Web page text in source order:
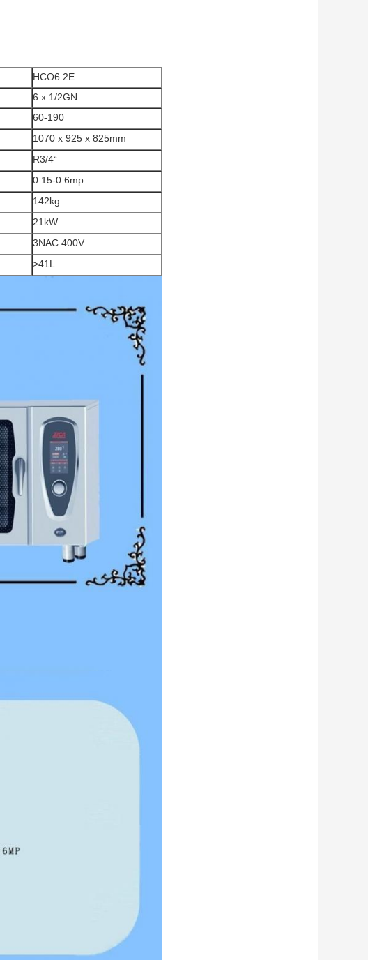
HCO6.2E
6 x 1/2GN
60-190
1070 x 925 x 825mm
R3/4“
0.15-0.6mp
142kg
21kW
3NAC 400V
>41L